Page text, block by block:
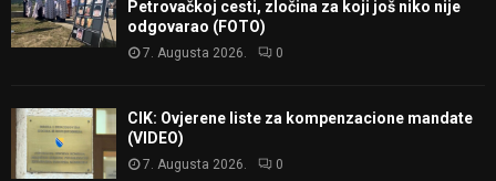
Petrovačkoj cesti, zločina za koji još niko nije
odgovarao (FOTO)
7. Augusta 2026. 0
CIK: Ovjerene liste za kompenzacione mandate
(VIDEO)
7. Augusta 2026. 0